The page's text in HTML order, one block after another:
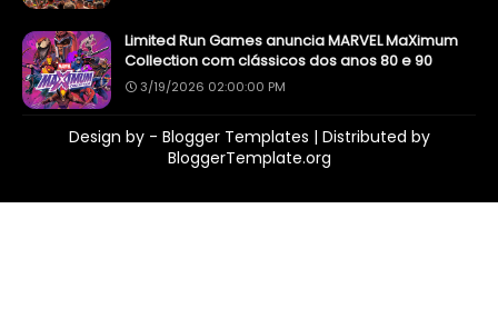
Limited Run Games anuncia MARVEL MaXimum
Collection com clássicos dos anos 80 e 90
3/19/2026 02:00:00 PM
Design by - Blogger Templates | Distributed by
BloggerTemplate.org